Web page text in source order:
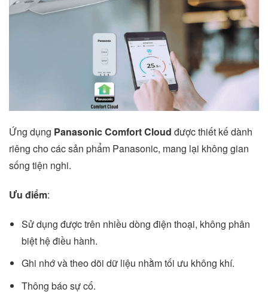
Ứng dụng Panasonic Comfort Cloud được thiết kế dành
riêng cho các sản phẩm Panasonic, mang lại không gian
sống tiện nghi.
Ưu điểm:
Sử dụng được trên nhiều dòng điện thoại, không phân
biệt hệ điều hành.
Ghi nhớ và theo dõi dữ liệu nhằm tối ưu không khí.
Thông báo sự cố.